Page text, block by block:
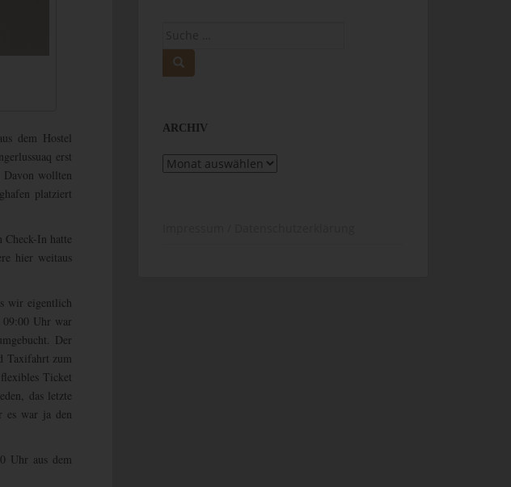
dem Hostel
erst
Davon wollten
platziert
Check-In hatte
hier weitaus
wir eigentlich
09:00 Uhr war
Der
Taxifahrt zum
Ticket
das letzte
es war ja den
Uhr aus dem
ARCHIV
Archiv